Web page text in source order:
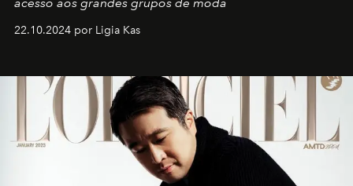
22.10.2024 por Ligia Kas